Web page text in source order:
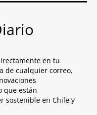
en tu
de cualquier correo,
que están
sostenible en Chile y